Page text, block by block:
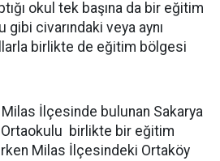
okul tek başına da bir eğitim
civarındaki veya aynı
birlikte de eğitim bölgesi
İlçesinde bulunan Sakarya
birlikte bir eğitim
Milas İlçesindeki Ortaköy